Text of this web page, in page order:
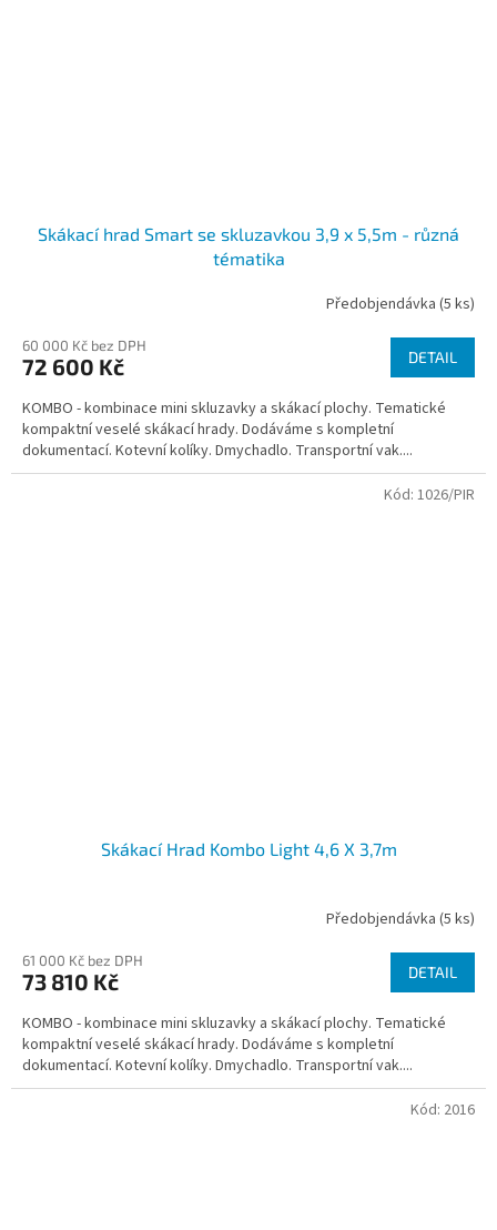
Skákací hrad Smart se skluzavkou 3,9 x 5,5m - různá
tématika
produktu
je
z
5
hvězdiček.
Předobjendávka(5 ks)
60 000 Kč bez DPH
72 600 Kč DETAIL
KOMBO - kombinace mini skluzavky a skákací plochy. Tematické
kompaktní veselé skákací hrady. Dodáváme s kompletní
dokumentací. Kotevní kolíky. Dmychadlo. Transportní vak....
Skákací Hrad Kombo Light 4,6 X 3,7m
Předobjendávka (5 ks)
61 000 Kč bez DPH
73 810 Kč DETAIL
KOMBO - kombinace mini skluzavky a skákací plochy. Tematické
kompaktní veselé skákací hrady. Dodáváme s kompletní
dokumentací. Kotevní kolíky. Dmychadlo. Transportní vak....
Kód: 1026/PIR
Kód: 2016